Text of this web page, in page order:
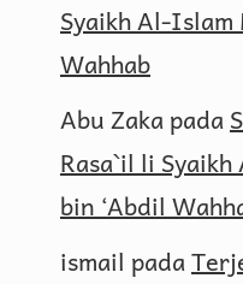
Syaikh Al-Islam
Wahhab
Abu Zakapada
Rasa`il li
bin ‘Abdil
ismail pada